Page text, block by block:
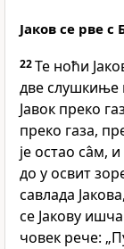
Јаков се рве с
22Те ноћи
две слушкиње
Јавок преко
преко газа,
је остао са̂м,
до у освит
савлада
се Јакову
човек рече: